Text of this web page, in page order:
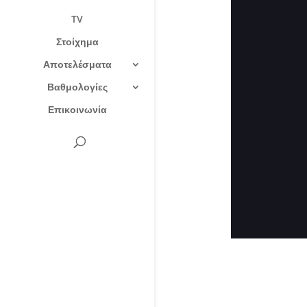
TV
Στοίχημα
Αποτελέσματα
Βαθμολογίες
Επικοινωνία